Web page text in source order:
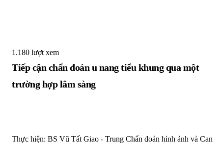
1.180 lượt xem
Tiếp cận chẩn đoán u nang tiểu khung qua một
trường hợp lâm sàng
Thực hiện: BS Vũ Tất Giao - Trung Chẩn đoán hình ảnh và Can